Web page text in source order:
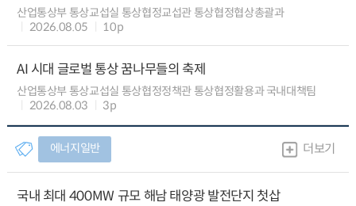
산업통상부 통상교섭실 통상협정교섭관 통상협정협상총괄과
2026.08.05
10p
AI 시대 글로벌 통상 꿈나무들의 축제
산업통상부 통상교섭실 통상협정정책관 통상협정활용과 국내대책팀
2026.08.03
3p
에너지일반 더보기
국내 최대 400MW 규모 해남 태양광 발전단지 첫삽